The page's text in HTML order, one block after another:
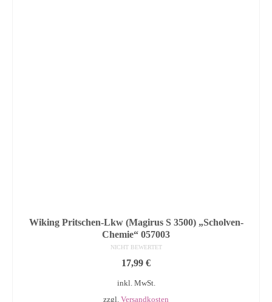
Wiking Pritschen-Lkw (Magirus S 3500) „Scholven-
Chemie“ 057003
NICHT BEWERTET
17,99 €
inkl. MwSt.
zzgl. Versandkosten